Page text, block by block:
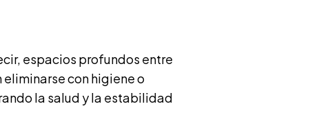
espacios profundos entre
con higiene o
la salud y la estabilidad